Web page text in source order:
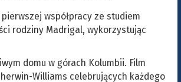
współpracy ze studiem
rodziny Madrigal, wykorzystując
domu w górach Kolumbii. Film
Williams celebrujących każdego